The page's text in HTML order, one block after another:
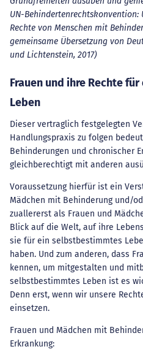
UN-
Rechte von Menschen mit
gemeinsame Übersetzung von
und Lichtenstein, 2017)
Frauen und ihre Rechte
Leben
Dieser vertraglich festgelegten
Handlungspraxis zu folgen
Behinderungen und chronischer
gleichberechtigt mit anderen
Voraussetzung hierfür ist ein
Mädchen mit Behinderung und/
zuallererst als Frauen und
Blick auf die Welt, auf ihre
sie für ein selbstbestimmtes
haben. Und zum anderen, dass
kennen, um mitgestalten und
selbstbestimmtes Leben ist es
Denn erst, wenn wir unsere
einsetzen.
Frauen und Mädchen mit
Erkrankung: